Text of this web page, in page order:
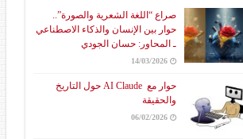
صراع “اللغة الشعرية والصورة”..
حوار بين الإنسان والذكاء الاصطناعي
ـ المحاور: حسان الجودي
14/03/2026
حوار مع AI Claude حول التاريخ
والحقيقة
06/02/2026